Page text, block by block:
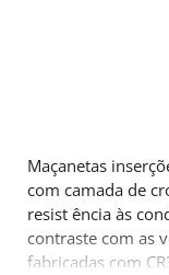
Maçanetas
com camada de
resist ência às
contraste com as
fabricadas com